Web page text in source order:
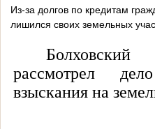
Из-за долгов по кредитам
лишился своих земельных
рассмотрел
взыскания на